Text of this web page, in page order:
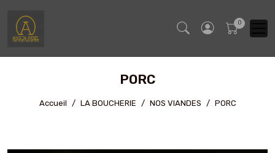
PORC
Accueil LA BOUCHERIE NOS VIANDES PORC